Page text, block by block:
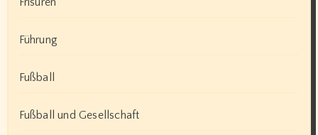
Führung
Fußball
Fußball und Gesellschaft